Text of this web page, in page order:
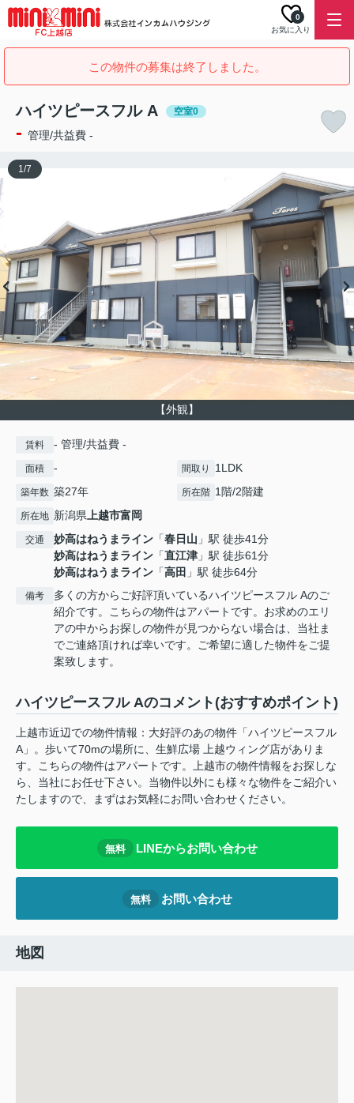
お気に入り
0
この物件の募集は終了しました。
ハイツピースフル A 空室0
- 管理/共益費 -
【外観】
1/7
賃料 - 管理/共益費 -
面積 - 間取り 1LDK
築年数 築27年 所在階 1階/2階建
所在地 新潟県上越市富岡
交通 妙高はねうまライン 「春日山 」駅 徒歩41分
妙高はねうまライン 「直江津 」駅 徒歩61分
妙高はねうまライン 「高田 」駅 徒歩64分
備考
多くの方からご好評頂いているハイツピースフル Aのご
紹介です。こちらの物件はアパートです。お求めのエリ
アの中からお探しの物件が見つからない場合は、当社ま
でご連絡頂ければ幸いです。ご希望に適した物件をご提
案致します。
ハイツピースフル Aのコメント(おすすめポイント)
上越市近辺での物件情報：大好評のあの物件「ハイツピースフル
A」。歩いて70mの場所に、生鮮広場 上越ウィング店がありま
す。こちらの物件はアパートです。上越市の物件情報をお探しな
ら、当社にお任せ下さい。当物件以外にも様々な物件をご紹介い
たしますので、まずはお気軽にお問い合わせください。
無料 LINEからお問い合わせ
無料 お問い合わせ
地図